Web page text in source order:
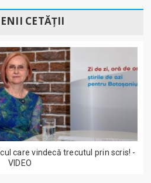
CETĂȚII
care vindecă trecutul prin scris! -
VIDEO